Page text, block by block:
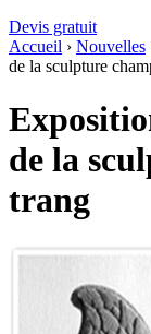
Devis gratuit
Accueil › Nouvelles
de la sculpture
de la
trang